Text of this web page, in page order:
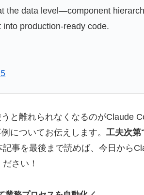
the data level—component
production-ready code.
と離れられなくなるのがClaude
についてお伝えします。 工夫次第
記事を最後まで読めば、今日から
さい！